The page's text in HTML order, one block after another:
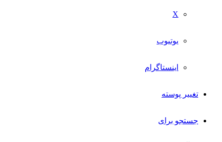
X
یوتیوب
اینستاگرام
تغییر پوسته
جستجو برای